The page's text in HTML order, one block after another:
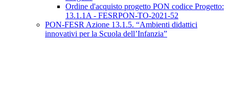
Ordine d'acquisto progetto PON codice Progetto:
13.1.1A - FESRPON-TO-2021-52
PON-FESR Azione 13.1.5. “Ambienti didattici
innovativi per la Scuola dell’Infanzia”